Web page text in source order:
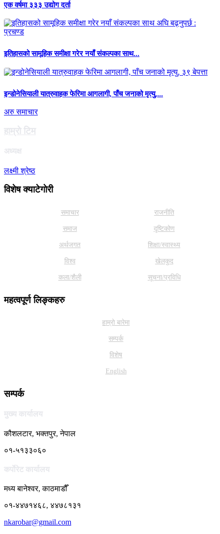
एक वर्षमा ३३३ उद्योग दर्ता
इतिहासको सामूहिक समीक्षा गरेर नयाँ संकल्पका साथ...
इन्डोनेसियाली यात्रुवाहक फेरिमा आगलागी, पाँच जनाको मृत्यु,...
अरु समाचार
हाम्राे टिम
अध्यक्ष
लक्ष्मी श्रेष्ठ
विशेष क्याटेगाेरी
समाचार राजनीति
समाज दृष्टिकोण
अर्थजगत शिक्षा/स्वास्थ्य
विश्व खेलकुद
कला/शैली सूचना/प्रविधि
महत्वपूर्ण लिङ्कहरु
हाम्राे बारेमा
सम्पर्क
विशेष
English
सम्पर्क
मुख्य कार्यालय
कौशलटार, भक्तपुर, नेपाल
०१-५१३३०६०
कर्पाेरेट कार्यालय
मध्य बानेश्वर, काठमाडौँ
०१-४४७१४६८, ४४७८१३१
nkarobar@gmail.com